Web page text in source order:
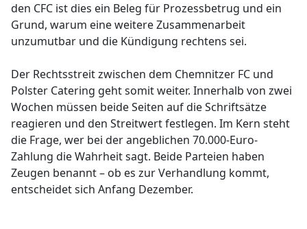
den CFC ist dies ein Beleg für Prozessbetrug und ein
Grund, warum eine weitere Zusammenarbeit
unzumutbar und die Kündigung rechtens sei.
Der Rechtsstreit zwischen dem Chemnitzer FC und
Polster Catering geht somit weiter. Innerhalb von zwei
Wochen müssen beide Seiten auf die Schriftsätze
reagieren und den Streitwert festlegen. Im Kern steht
die Frage, wer bei der angeblichen 70.000-Euro-
Zahlung die Wahrheit sagt. Beide Parteien haben
Zeugen benannt – ob es zur Verhandlung kommt,
entscheidet sich Anfang Dezember.